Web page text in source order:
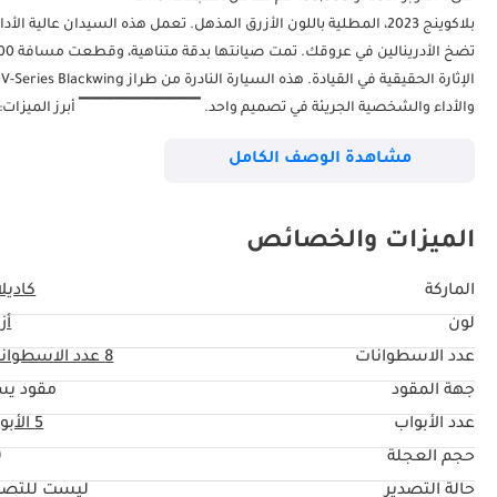
والتأشيرة ٤ نسخة من بطاقة الهوية الإماراتية (إذا كنت قد
النموذج هنا: نوفر خدمة الدفع النقدي ونتعامل مع التسويات البنكية المبكرة. ▔▔▔▔▔▔▔▔▔▔ المرجع: 12200AC
مشاهدة الوصف الكامل
الميزات والخصائص
الماركة
لون
عدد الاسطوانات
8عدد
جهة المقود
مقود
عدد الأبواب
5 الأبواب
حجم العجلة
حالة التصدير
ليست